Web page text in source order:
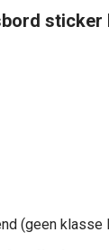
sticker
(geen klasse